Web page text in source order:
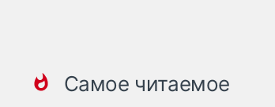
Самое читаемое